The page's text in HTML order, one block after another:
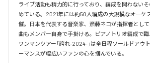
ライブ活動も精力的に行っており、編成を問わない
めている。2021年には約50人編成の大規模なオーケ
催。日本を代表する音楽家、斎藤ネコが指揮者とし
曲もメンバー自身で手掛ける。ピアノトリオ編成で
ワンマンツアー「誇れ-2024-」は全日程ソールドアウ
ーマンスが幅広いファンの心を掴んでいる。